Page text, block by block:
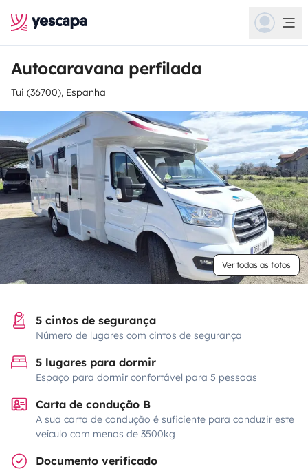
Autocaravana perfilada
Tui (36700), Espanha
Ver todas as fotos
5 cintos de segurança
Número de lugares com cintos de segurança
5 lugares para dormir
Espaço para dormir confortável para 5 pessoas
Carta de condução B
A sua carta de condução é suficiente para conduzir este
veículo com menos de 3500kg
Documento verificado